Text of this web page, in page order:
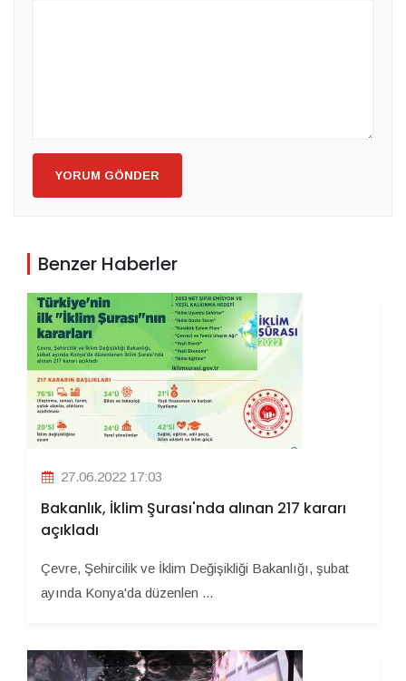
YORUM GÖNDER
Benzer Haberler
27.06.2022 17:03
Bakanlık, İklim Şurası'nda alınan 217 kararı
açıkladı
Çevre, Şehircilik ve İklim Değişikliği Bakanlığı, şubat
ayında Konya'da düzenlen ...